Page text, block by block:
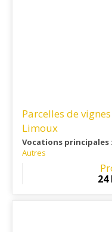
Parcelles de
Limoux
Vocations principales :
Autres
:
versant sud du massif24